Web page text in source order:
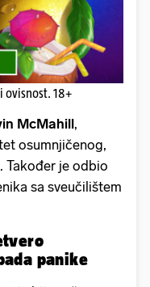
ovisnost. 18+
McMahill,
osumnjičenog,
Također je odbio
sa sveučilištem
panike